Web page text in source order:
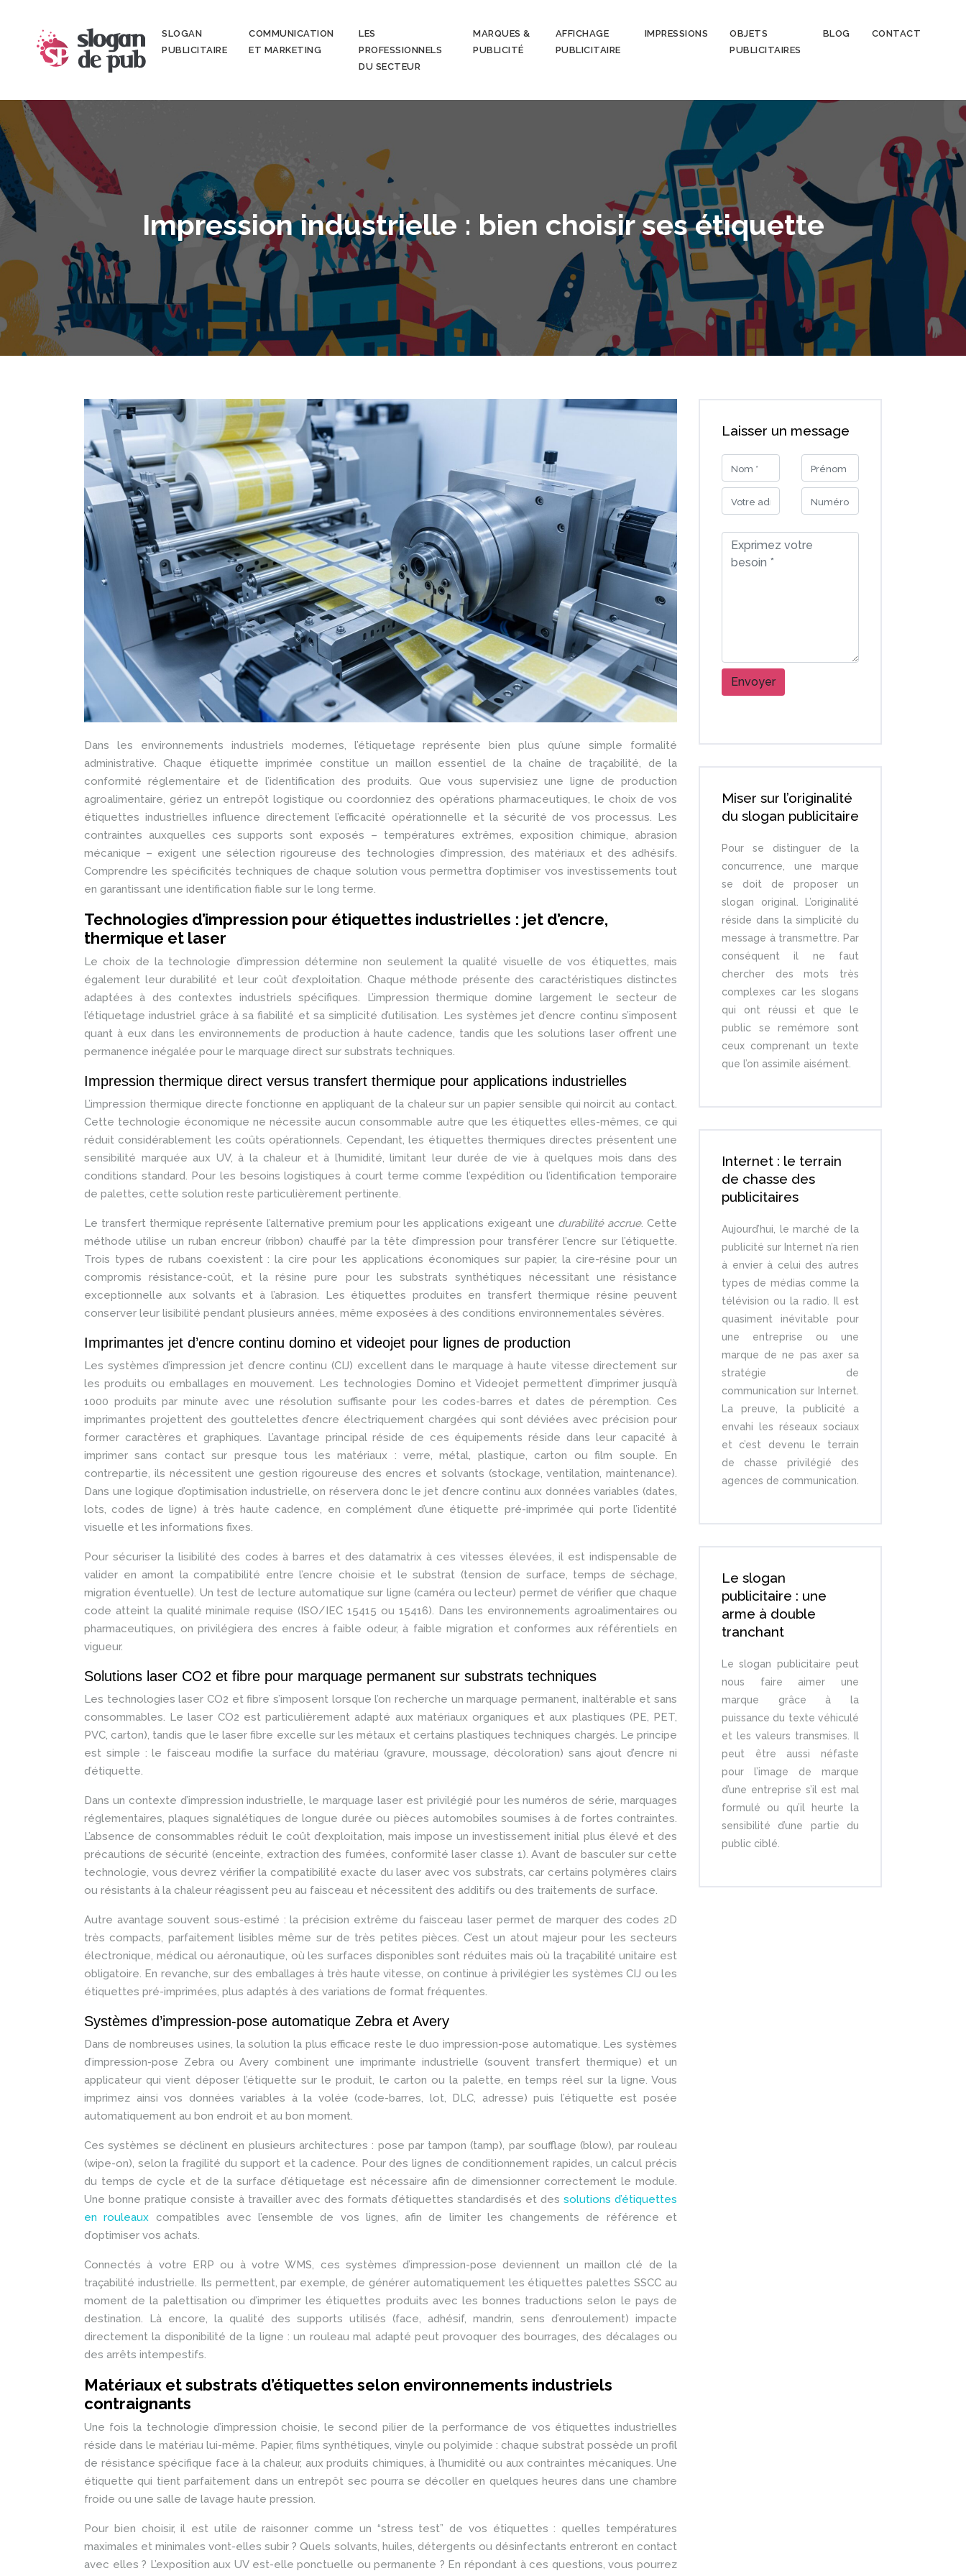
SLOGAN
PUBLICITAIRE
COMMUNICATION
ET MARKETING
LES
PROFESSIONNELS
DU SECTEUR
MARQUES &
PUBLICITÉ
AFFICHAGE
PUBLICITAIRE
IMPRESSIONS
OBJETS
PUBLICITAIRES
BLOG CONTACT
Impression industrielle : bien choisir ses étiquette
Dans les environnements industriels modernes, l’étiquetage représente bien plus qu’une simple formalité
administrative. Chaque étiquette imprimée constitue un maillon essentiel de la chaîne de traçabilité, de la
conformité réglementaire et de l’identification des produits. Que vous supervisiez une ligne de production
agroalimentaire, gériez un entrepôt logistique ou coordonniez des opérations pharmaceutiques, le choix de vos
étiquettes industrielles influence directement l’efficacité opérationnelle et la sécurité de vos processus. Les
contraintes auxquelles ces supports sont exposés – températures extrêmes, exposition chimique, abrasion
mécanique – exigent une sélection rigoureuse des technologies d’impression, des matériaux et des adhésifs.
Comprendre les spécificités techniques de chaque solution vous permettra d’optimiser vos investissements tout
en garantissant une identification fiable sur le long terme.
Technologies d’impression pour étiquettes industrielles : jet d’encre,
thermique et laser
Le choix de la technologie d’impression détermine non seulement la qualité visuelle de vos étiquettes, mais
également leur durabilité et leur coût d’exploitation. Chaque méthode présente des caractéristiques distinctes
adaptées à des contextes industriels spécifiques. L’impression thermique domine largement le secteur de
l’étiquetage industriel grâce à sa fiabilité et sa simplicité d’utilisation. Les systèmes jet d’encre continu s’imposent
quant à eux dans les environnements de production à haute cadence, tandis que les solutions laser offrent une
permanence inégalée pour le marquage direct sur substrats techniques.
Impression thermique direct versus transfert thermique pour applications industrielles
L’impression thermique directe fonctionne en appliquant de la chaleur sur un papier sensible qui noircit au contact.
Cette technologie économique ne nécessite aucun consommable autre que les étiquettes elles-mêmes, ce qui
réduit considérablement les coûts opérationnels. Cependant, les étiquettes thermiques directes présentent une
sensibilité marquée aux UV, à la chaleur et à l’humidité, limitant leur durée de vie à quelques mois dans des
conditions standard. Pour les besoins logistiques à court terme comme l’expédition ou l’identification temporaire
de palettes, cette solution reste particulièrement pertinente.
Le transfert thermique représente l’alternative premium pour les applications exigeant une durabilité accrue. Cette
méthode utilise un ruban encreur (ribbon) chauffé par la tête d’impression pour transférer l’encre sur l’étiquette.
Trois types de rubans coexistent : la cire pour les applications économiques sur papier, la cire-résine pour un
compromis résistance-coût, et la résine pure pour les substrats synthétiques nécessitant une résistance
exceptionnelle aux solvants et à l’abrasion. Les étiquettes produites en transfert thermique résine peuvent
conserver leur lisibilité pendant plusieurs années, même exposées à des conditions environnementales sévères.
Imprimantes jet d’encre continu domino et videojet pour lignes de production
Les systèmes d’impression jet d’encre continu (CIJ) excellent dans le marquage à haute vitesse directement sur
les produits ou emballages en mouvement. Les technologies Domino et Videojet permettent d’imprimer jusqu’à
1000 produits par minute avec une résolution suffisante pour les codes-barres et dates de péremption. Ces
imprimantes projettent des gouttelettes d’encre électriquement chargées qui sont déviées avec précision pour
former caractères et graphiques. L’avantage principal réside de ces équipements réside dans leur capacité à
imprimer sans contact sur presque tous les matériaux : verre, métal, plastique, carton ou film souple. En
contrepartie, ils nécessitent une gestion rigoureuse des encres et solvants (stockage, ventilation, maintenance).
Dans une logique d’optimisation industrielle, on réservera donc le jet d’encre continu aux données variables (dates,
lots, codes de ligne) à très haute cadence, en complément d’une étiquette pré-imprimée qui porte l’identité
visuelle et les informations fixes.
Pour sécuriser la lisibilité des codes à barres et des datamatrix à ces vitesses élevées, il est indispensable de
valider en amont la compatibilité entre l’encre choisie et le substrat (tension de surface, temps de séchage,
migration éventuelle). Un test de lecture automatique sur ligne (caméra ou lecteur) permet de vérifier que chaque
code atteint la qualité minimale requise (ISO/IEC 15415 ou 15416). Dans les environnements agroalimentaires ou
pharmaceutiques, on privilégiera des encres à faible odeur, à faible migration et conformes aux référentiels en
vigueur.
Solutions laser CO2 et fibre pour marquage permanent sur substrats techniques
Les technologies laser CO2 et fibre s’imposent lorsque l’on recherche un marquage permanent, inaltérable et sans
consommables. Le laser CO2 est particulièrement adapté aux matériaux organiques et aux plastiques (PE, PET,
PVC, carton), tandis que le laser fibre excelle sur les métaux et certains plastiques techniques chargés. Le principe
est simple : le faisceau modifie la surface du matériau (gravure, moussage, décoloration) sans ajout d’encre ni
d’étiquette.
Dans un contexte d’impression industrielle, le marquage laser est privilégié pour les numéros de série, marquages
réglementaires, plaques signalétiques de longue durée ou pièces automobiles soumises à de fortes contraintes.
L’absence de consommables réduit le coût d’exploitation, mais impose un investissement initial plus élevé et des
précautions de sécurité (enceinte, extraction des fumées, conformité laser classe 1). Avant de basculer sur cette
technologie, vous devrez vérifier la compatibilité exacte du laser avec vos substrats, car certains polymères clairs
ou résistants à la chaleur réagissent peu au faisceau et nécessitent des additifs ou des traitements de surface.
Autre avantage souvent sous-estimé : la précision extrême du faisceau laser permet de marquer des codes 2D
très compacts, parfaitement lisibles même sur de très petites pièces. C’est un atout majeur pour les secteurs
électronique, médical ou aéronautique, où les surfaces disponibles sont réduites mais où la traçabilité unitaire est
obligatoire. En revanche, sur des emballages à très haute vitesse, on continue à privilégier les systèmes CIJ ou les
étiquettes pré-imprimées, plus adaptés à des variations de format fréquentes.
Systèmes d’impression-pose automatique Zebra et Avery
Dans de nombreuses usines, la solution la plus efficace reste le duo impression-pose automatique. Les systèmes
d’impression-pose Zebra ou Avery combinent une imprimante industrielle (souvent transfert thermique) et un
applicateur qui vient déposer l’étiquette sur le produit, le carton ou la palette, en temps réel sur la ligne. Vous
imprimez ainsi vos données variables à la volée (code-barres, lot, DLC, adresse) puis l’étiquette est posée
automatiquement au bon endroit et au bon moment.
Ces systèmes se déclinent en plusieurs architectures : pose par tampon (tamp), par soufflage (blow), par rouleau
(wipe-on), selon la fragilité du support et la cadence. Pour des lignes de conditionnement rapides, un calcul précis
du temps de cycle et de la surface d’étiquetage est nécessaire afin de dimensionner correctement le module.
Une bonne pratique consiste à travailler avec des formats d’étiquettes standardisés et des solutions d’étiquettes
en rouleaux compatibles avec l’ensemble de vos lignes, afin de limiter les changements de référence et
d’optimiser vos achats.
Connectés à votre ERP ou à votre WMS, ces systèmes d’impression-pose deviennent un maillon clé de la
traçabilité industrielle. Ils permettent, par exemple, de générer automatiquement les étiquettes palettes SSCC au
moment de la palettisation ou d’imprimer les étiquettes produits avec les bonnes traductions selon le pays de
destination. Là encore, la qualité des supports utilisés (face, adhésif, mandrin, sens d’enroulement) impacte
directement la disponibilité de la ligne : un rouleau mal adapté peut provoquer des bourrages, des décalages ou
des arrêts intempestifs.
Matériaux et substrats d’étiquettes selon environnements industriels
contraignants
Une fois la technologie d’impression choisie, le second pilier de la performance de vos étiquettes industrielles
réside dans le matériau lui-même. Papier, films synthétiques, vinyle ou polyimide : chaque substrat possède un profil
de résistance spécifique face à la chaleur, aux produits chimiques, à l’humidité ou aux contraintes mécaniques. Une
étiquette qui tient parfaitement dans un entrepôt sec pourra se décoller en quelques heures dans une chambre
froide ou une salle de lavage haute pression.
Pour bien choisir, il est utile de raisonner comme un “stress test” de vos étiquettes : quelles températures
maximales et minimales vont-elles subir ? Quels solvants, huiles, détergents ou désinfectants entreront en contact
avec elles ? L’exposition aux UV est-elle ponctuelle ou permanente ? En répondant à ces questions, vous pourrez
Laisser un message
Miser sur l’originalité
du slogan publicitaire
Pour se distinguer de la
concurrence, une marque
se doit de proposer un
slogan original. L’originalité
réside dans la simplicité du
message à transmettre. Par
conséquent il ne faut
chercher des mots très
complexes car les slogans
qui ont réussi et que le
public se remémore sont
ceux comprenant un texte
que l’on assimile aisément.
Internet : le terrain
de chasse des
publicitaires
Aujourd’hui, le marché de la
publicité sur Internet n’a rien
à envier à celui des autres
types de médias comme la
télévision ou la radio. Il est
quasiment inévitable pour
une entreprise ou une
marque de ne pas axer sa
stratégie de
communication sur Internet.
La preuve, la publicité a
envahi les réseaux sociaux
et c’est devenu le terrain
de chasse privilégié des
agences de communication.
Le slogan
publicitaire : une
arme à double
tranchant
Le slogan publicitaire peut
nous faire aimer une
marque grâce à la
puissance du texte véhiculé
et les valeurs transmises. Il
peut être aussi néfaste
pour l’image de marque
d’une entreprise s’il est mal
formulé ou qu’il heurte la
sensibilité d’une partie du
public ciblé.